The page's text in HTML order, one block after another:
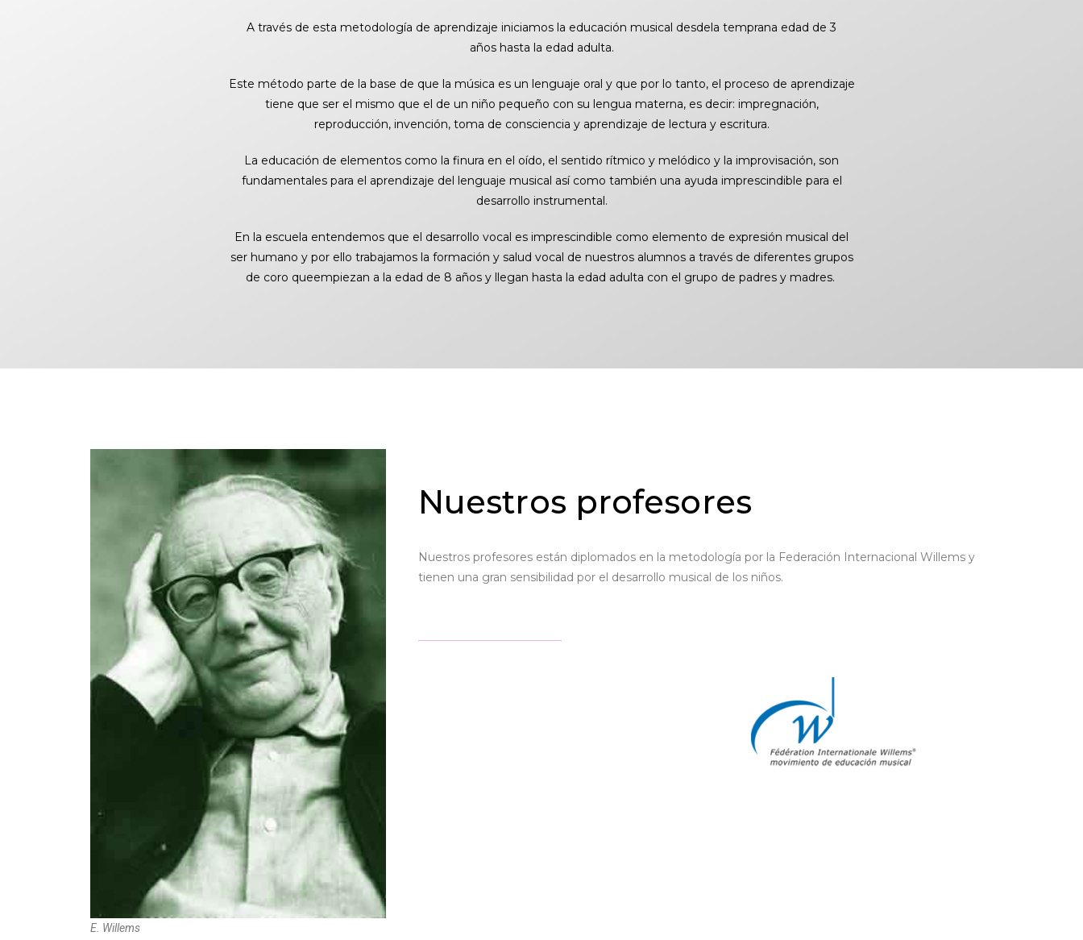
A través de esta metodología de aprendizaje iniciamos la educación musical desdela temprana edad de 3
años hasta la edad adulta.
Este método parte de la base de que la música es un lenguaje oral y que por lo tanto, el proceso de aprendizaje
tiene que ser el mismo que el de un niño pequeño con su lengua materna, es decir: impregnación,
reproducción, invención, toma de consciencia y aprendizaje de lectura y escritura.
La educación de elementos como la finura en el oído, el sentido rítmico y melódico y la improvisación, son
fundamentales para el aprendizaje del lenguaje musical así como también una ayuda imprescindible para el
desarrollo instrumental.
En la escuela entendemos que el desarrollo vocal es imprescindible como elemento de expresión musical del
ser humano y por ello trabajamos la formación y salud vocal de nuestros alumnos a través de diferentes grupos
de coro queempiezan a la edad de 8 años y llegan hasta la edad adulta con el grupo de padres y madres.
E. Willems
Nuestros profesores
Nuestros profesores están diplomados en la metodología por la Federación Internacional Willems y
tienen una gran sensibilidad por el desarrollo musical de los niños.